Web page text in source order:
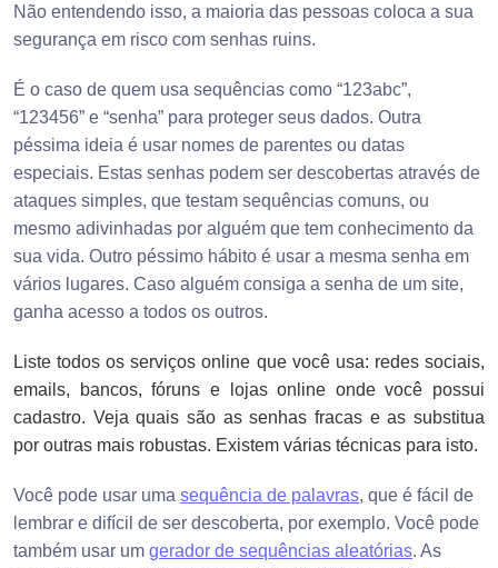
Não entendendo isso, a maioria das pessoas coloca a sua
segurança em risco com senhas ruins.
É o caso de quem usa sequências como “123abc”,
“123456” e “senha” para proteger seus dados. Outra
péssima ideia é usar nomes de parentes ou datas
especiais. Estas senhas podem ser descobertas através de
ataques simples, que testam sequências comuns, ou
mesmo adivinhadas por alguém que tem conhecimento da
sua vida. Outro péssimo hábito é usar a mesma senha em
vários lugares. Caso alguém consiga a senha de um site,
ganha acesso a todos os outros.
Liste todos os serviços online que você usa: redes sociais,
emails, bancos, fóruns e lojas online onde você possui
cadastro. Veja quais são as senhas fracas e as substitua
por outras mais robustas. Existem várias técnicas para isto.
Você pode usar uma sequência de palavras, que é fácil de
lembrar e difícil de ser descoberta, por exemplo. Você pode
também usar um gerador de sequências aleatórias. As